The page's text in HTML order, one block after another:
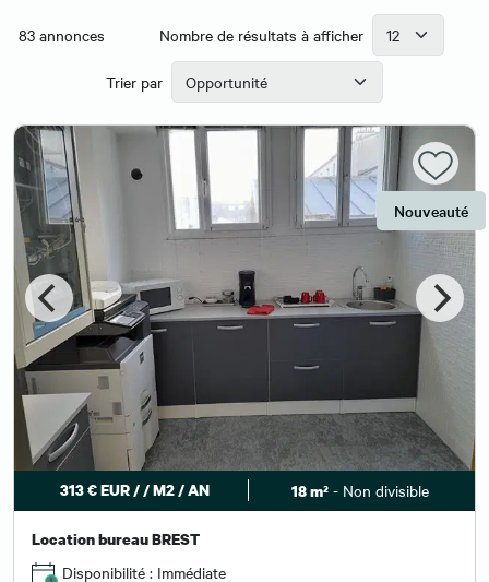
83annonces Nombre de résultats à afficher
Trier par
Nouveauté
313 € EUR / / M2 / AN 18 m²- Non divisible
Location bureau BREST
Disponibilité : Immédiate